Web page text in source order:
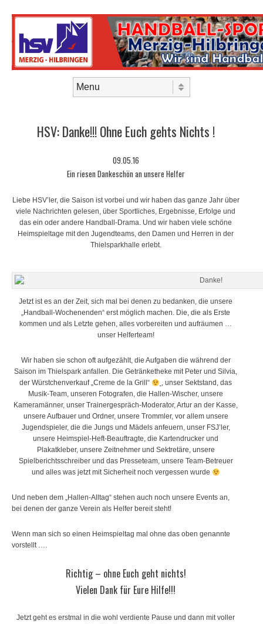
HSV: Danke!!! Ohne Euch gehts Nichts !
09.05.16
Ein riesen Dankeschön an unsere Helfer
Liebe HSV’ler, die Saison ist vorbei und wir haben das ganze Jahr über
viele Nachrichten gelesen, über Sportliches, Ergebnisse, Erfolge und
das ein oder andere Handball-Drama. Und wir haben viele schöne
Heimspieltage mit den Jugendteams, den Damen und Herren in der
Thielsparkhalle erlebt.
Jetzt ist es an der Zeit, sich mal bei denen zu bedanken, die unsere
„Handball-Wochenenden“ erst möglich machen. Die, die als Erste
kommen und als Letzte gehen, alles vorbereiten und aufräumen …
unser Helferteam!
Wir haben sie schon oft aufgezählt, die Aufgaben die während der
Saison im Thielspark anfallen. Die Getränketheke mit Peter und Silvia,
der Würstchenverkauf „Creme de la Grill“
, unser Sektstand, das
Musik-Team, unseren Fotografen, die Hallen-Wischer, unsere
Kameramänner, unser Trainergespräch-Moderator, Artur an der Kasse,
unsere Aufbauer und Ordner, unsere Trommler, vor allem unsere
Jugendspieler, die die Jungs und Mädels anfeuern, unser FSJ’ler,
unsere Heimspiel-Heft-Beauftragte, die Kartendrucker und
Plakatkleber, unsere Zeitnehmer und Sektretäre, unsere
Spielberichtsschreiber und das Presseteam, unsere Team-Betreuer
und alles was jetzt mit Sicherheit noch vergessen wurde
Und neben dem „Hallen-Alltag“ stehen auch noch unsere Events an,
bei denen der ganze Verein als Helfer bereit steht!
Wenn man sich so einen Heimspieltag mal ohne das oben genannte
vorstellt ….
Richtig – ohne Euch geht nichts!
Vielen Dank für Eure Hilfe!!!
Jetzt geht es erstmal in die wohl verdiente Pause und dann mit voller